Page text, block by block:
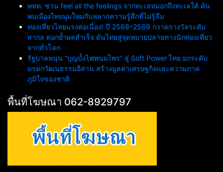
ททท. ชวน feel all the feelings จากทะเลหมอกถึงทะเลใต้ ค้น
พบเมืองไทยมุมใหม่กับหลากความรู้สึกที่ไม่รู้ลืม
ท่องเที่ยวไทยแรงต่อเนื่อง! ปี 2568–2569 กวาดรางวัลระดับ
สากล ตอกย้ำผลสำเร็จ ดันไทยสู่จุดหมายปลายทางนักท่องเที่ยว
จากทั่วโลก
รัฐบาลหนุน “บุญบั้งไฟพนมไพร” สู่ Soft Power ไทย ยกระดับ
มรดกวัฒนธรรมอีสาน สร้างมูลค่าเศรษฐกิจและความภาค
ภูมิใจของชาติ
พื้นที่โฆษณา 062-8929797